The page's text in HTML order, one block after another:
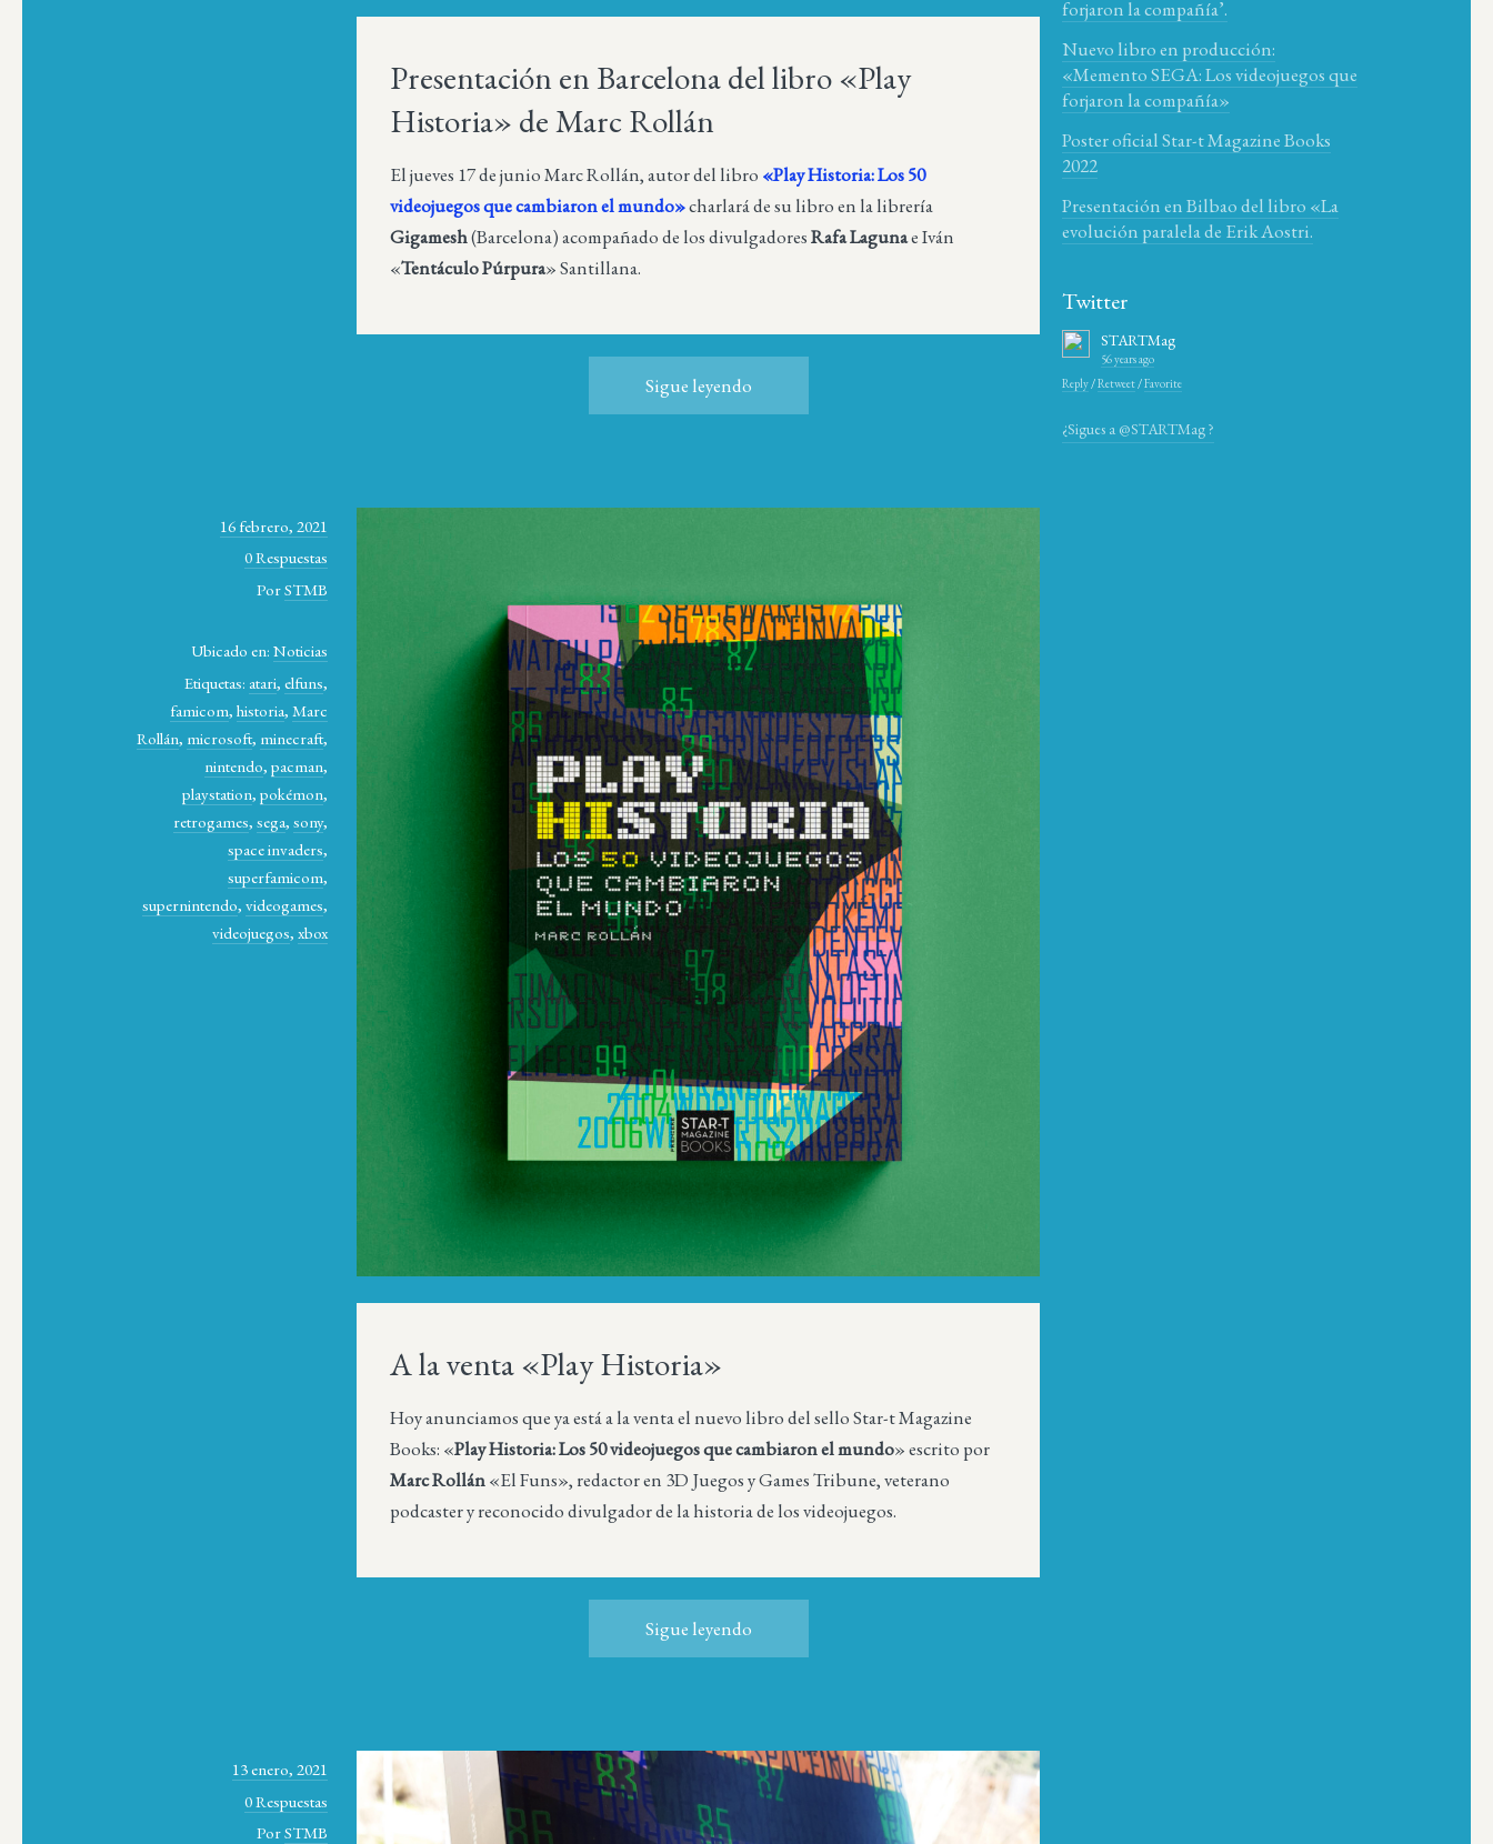
Presentación en Barcelona del libro «Play
Historia» de Marc Rollán
El jueves 17 de junio Marc Rollán, autor del libro «Play Historia: Los 50
videojuegos que cambiaron el mundo»charlará de su libro en la librería
Gigamesh(Barcelona) acompañado de los divulgadoresRafa Lagunae Iván
«Tentáculo Púrpura» Santillana.
Sigue leyendo
16 febrero, 2021
0 Respuestas
PorSTMB
Ubicado en:Noticias
Etiquetas: atari,elfuns,
famicom,historia,Marc
Rollán, microsoft, minecraft,
nintendo,pacman,
playstation,pokémon,
retrogames,sega,sony,
space invaders,
superfamicom,
supernintendo,videogames,
videojuegos,xbox
A la venta «Play Historia»
Hoy anunciamos que ya está a la venta el nuevo libro del sello Star-t Magazine
Books: «Play Historia: Los 50 videojuegos que cambiaron el mundo» escrito por
Marc Rollán«El Funs», redactor en 3D Juegos y Games Tribune, veterano
podcaster y reconocido divulgador de la historia de los videojuegos.
Sigue leyendo
13 enero, 2021
0 Respuestas
PorSTMB
forjaron la compañía’.
Nuevo libro en producción:
«Memento SEGA: Los videojuegos que
forjaron la compañía»
Poster oficial Star-t Magazine Books
2022
Presentación en Bilbao del libro «La
evolución paralela de Erik Aostri.
Twitter
STARTMag
56 years ago
Reply/Retweet/Favorite
¿Sigues a @STARTMag ?